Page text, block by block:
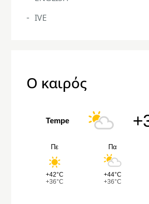
IVE
Ο καιρός
Tempe
Πε
+42°C
+36°C
Πα
+44°C
+36°C